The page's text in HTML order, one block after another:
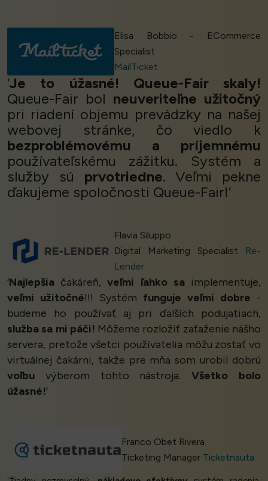
Elisa Bobbio - ECommerce
Specialist
MailTicket
‘Je to úžasné! Queue-Fair skaly!
Queue-Fair bol neuveriteľne užitočný
pri riadení objemu prevádzky na našej
webovej stránke, čo viedlo k
bezproblémovému a príjemnému
používateľskému zážitku. Systém a
služby sú prvotriedne. Veľmi pekne
ďakujeme spoločnosti Queue-Fair!’
Flavia Siluppo
Digital Marketing Specialist
Re-
Lender
‘Najlepšia čakáreň,veľmi ľahko saimplementuje,
veľmi užitočné!!! Systém funguje veľmi dobre -
budeme ho používať aj pri ďalších podujatiach,
služba sa mi páči! Môžeme rozložiť zaťaženie nášho
servera, pretože všetci používatelia môžu zostať vo
virtuálnej čakárni, takže pre mňa som urobil dobrú
voľbu výberom tohto nástroja.Všetko bolo
úžasné!’
Franco Obet Rivera
Ticketing Manager Ticketnauta